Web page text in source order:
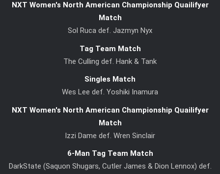
NXT Women's North American Championship Quailifyer
Match
Sol Ruca def. Jazmyn Nyx
Tag Team Match
The Culling def. Hank & Tank
Singles Match
Wes Lee def. Yoshiki Inamura
NXT Women's North American Championship Quailifyer
Match
Izzi Dame def. Wren Sinclair
6-Man Tag Team Match
DarkState (Saquon Shugars, Cutler James & Dion Lennox) def.